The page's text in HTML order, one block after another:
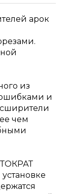
арок
из
и
чем